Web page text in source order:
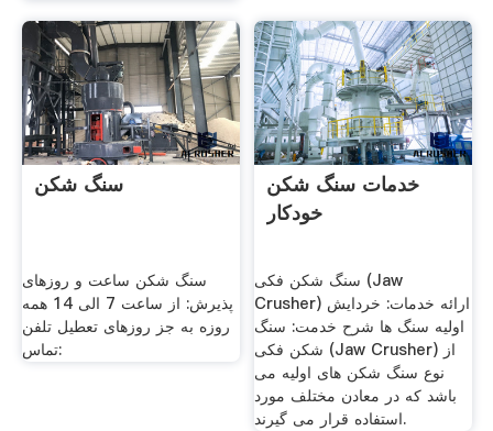
سنگ شکن
سنگ شکن ساعت و روزهای
پذیرش: از ساعت 7 الی 14 همه
روزه به جز روزهای تعطیل تلفن
تماس:
خدمات سنگ شکن
خودکار
سنگ شکن فکی (Jaw
Crusher) ارائه خدمات: خردایش
اولیه سنگ ها شرح خدمت: سنگ
شکن فکی (Jaw Crusher) از
نوع سنگ شکن های اولیه می
باشد که در معادن مختلف مورد
استفاده قرار می گیرند.